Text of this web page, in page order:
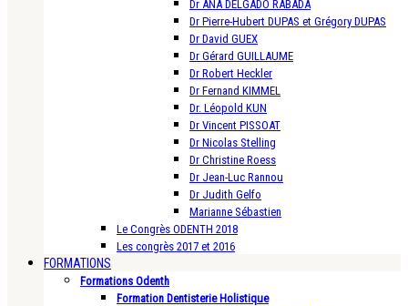
Dr ANA DELGADO RABADA
Dr Pierre-Hubert DUPAS et Grégory DUPAS
Dr David GUEX
Dr Gérard GUILLAUME
Dr Robert Heckler
Dr Fernand KIMMEL
Dr. Léopold KUN
Dr Vincent PISSOAT
Dr Nicolas Stelling
Dr Christine Roess
Dr Jean-Luc Rannou
Dr Judith Gelfo
Marianne Sébastien
Le Congrès ODENTH 2018
Les congrès 2017 et 2016
FORMATIONS
Formations Odenth
Formation Dentisterie Holistique